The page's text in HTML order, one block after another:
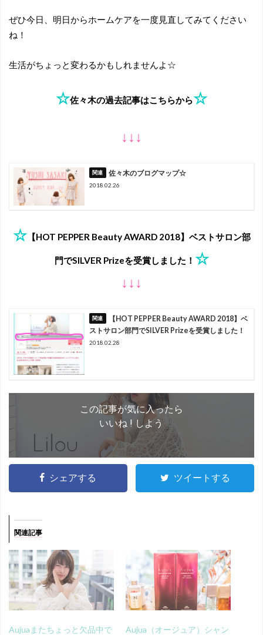
ぜひ今日、明日からホームケアを一度見直してみてください
ね！
生活がちょっと変わるかもしれませんよ☆
☆佐々木の過去記事はこちらから☆
↓↓↓
佐々木のブログマップ☆
2018.02.26
☆【HOT PEPPER Beauty AWARD 2018】ベストサロン部
門でSILVER Prizeを受賞しました！ ☆
↓↓↓
【HOT PEPPER Beauty AWARD 2018】ベ
ストサロン部門でSILVER Prizeを受賞しました！
2018.02.28
この記事が気に入ったら
いいね ! しよう
シェアする ツイートする
関連記事
Aujuaまたちょっと欠品中で
Aujua（オージュア）シャン